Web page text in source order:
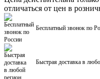
отличаться от цен в
Бесплатный звонок по
Быстрая доставка в